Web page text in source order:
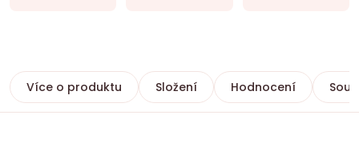
Více o produktu Složení Hodnocení